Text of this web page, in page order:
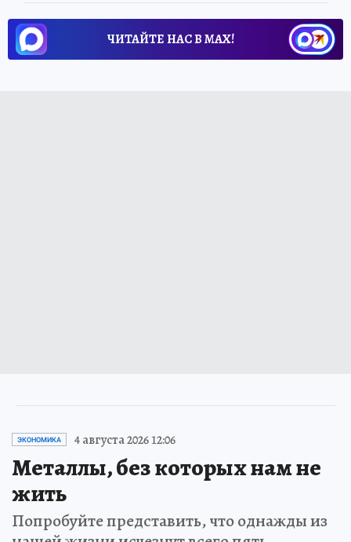
ЧИТАЙТЕ НАС В МАХ!
ЭКОНОМИКА 4 августа 2026 12:06
Металлы, без которых нам не
жить
Попробуйте представить, что однажды из